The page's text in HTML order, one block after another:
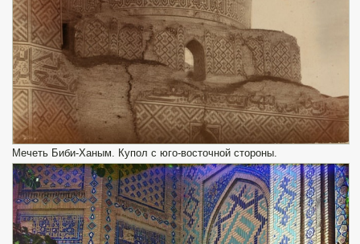
Мечеть Биби-Ханым. Купол с юго-восточной стороны.